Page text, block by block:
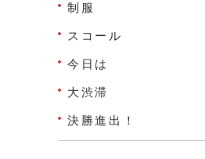
制服
スコール
今日は
大渋滞
決勝進出！